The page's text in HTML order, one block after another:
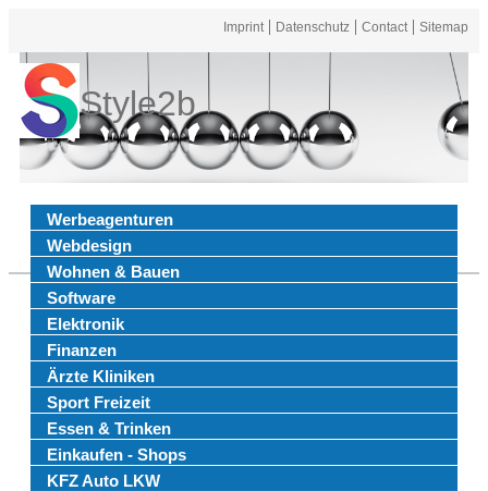
Imprint Datenschutz Contact Sitemap
Style2b
Werbeagenturen
Webdesign
Wohnen & Bauen
Software
Elektronik
Finanzen
Ärzte Kliniken
Sport Freizeit
Essen & Trinken
Einkaufen - Shops
KFZ Auto LKW